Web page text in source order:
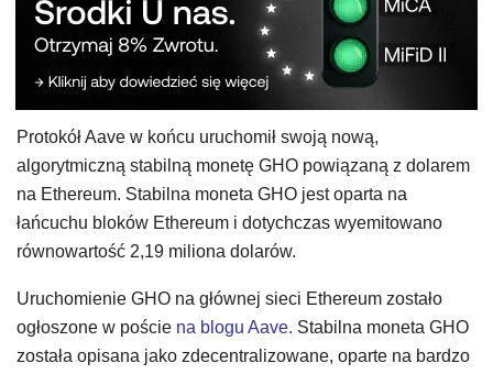
Protokół Aave w końcu uruchomił swoją nową,
algorytmiczną stabilną monetę GHO powiązaną z dolarem
na Ethereum. Stabilna moneta GHO jest oparta na
łańcuchu bloków Ethereum i dotychczas wyemitowano
równowartość 2,19 miliona dolarów.
Uruchomienie GHO na głównej sieci Ethereum zostało
ogłoszone w poście na blogu Aave. Stabilna moneta GHO
została opisana jako zdecentralizowane, oparte na bardzo